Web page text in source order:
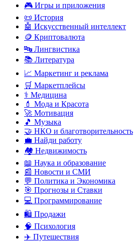
🎮 Игры и приложения
📜 История
🤖 Искусственный интеллект
🪙 Криптовалюта
🔤 Лингвистика
📚 Литература
📈 Маркетинг и реклама
🛒 Маркетплейсы
⚕️ Медицина
💄 Мода и Красота
🚀 Мотивация
🎵 Музыка
🤝 НКО и благотворительность
💼 Найди работу
🏘️ Недвижимость
📖 Наука и образование
📰 Новости и СМИ
💬 Политика и Экономика
🎯 Прогнозы и Ставки
💻 Программирование
🛍️ Продажи
🧠 Психология
✈️ Путешествия